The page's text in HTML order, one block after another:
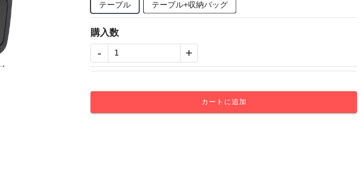
テーブル テーブル+収納バッグ
購入数
- +
カートに追加